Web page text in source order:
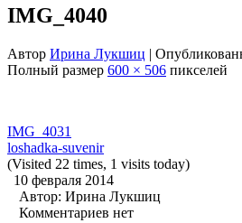
IMG_4040
Автор Ирина Лукшиц |
Полный размер 600 × 506 пикселей
IMG_4031
loshadka-suvenir
(Visited 22 times, 1 visits today)
10 февраля 2014
Автор: Ирина Лукшиц
Комментариев нет